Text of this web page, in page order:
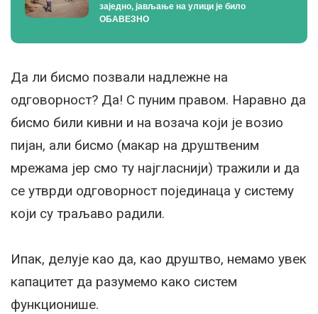
заједно, јављање на улици је било
ОБАВЕЗНО
Да ли бисмо позвали надлежне на
одговорност? Да! С пуним правом. Наравно да
бисмо били кивни и на возача који је возио
пијан, али бисмо (макар на друштвеним
мрежама јер смо ту најгласнији) тражили и да
се утврди одговорност појединаца у систему
који су траљаво радили.
Ипак, делује као да, као друштво, немамо увек
капацитет да разумемо како систем
функционише.